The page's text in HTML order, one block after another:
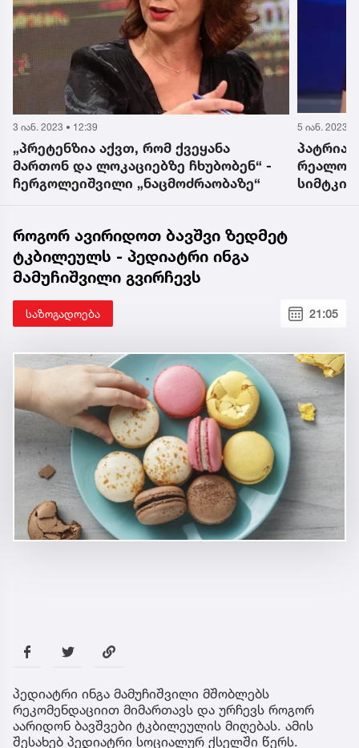
3 იან. 2023 • 12:39
„პრეტენზია აქვთ, რომ ქვეყანა
მართონ და ლოკაციებზე ჩხუბობენ“ -
ჩერგოლეიშვილი „ნაცმოძრაობაზე“
5 იან. 2023 •
როგორ ავირიდოთ ბავშვი ზედმეტ
ტკბილეულს - პედიატრი ინგა
მამუჩიშვილი გვირჩევს
საზოგადოება 21:05
პედიატრი ინგა მამუჩიშვილი მშობლებს
რეკომენდაციით მიმართავს და ურჩევს როგორ
აარიდონ ბავშვები ტკბილეულის მიღებას. ამის
შესახებ პედიატრი სოციალურ ქსელში წერს.